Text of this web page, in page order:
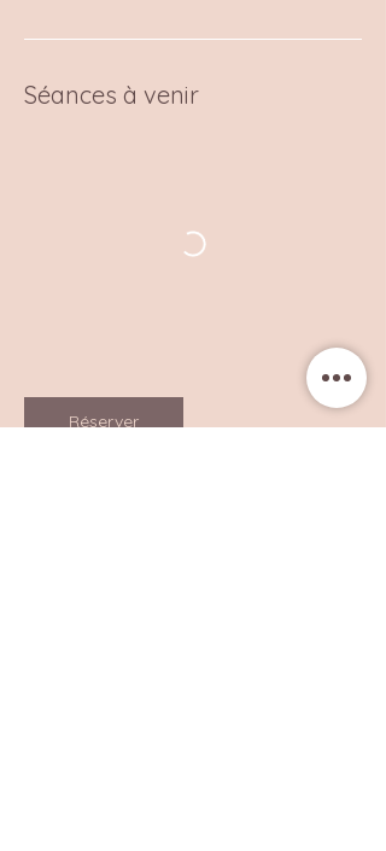
Séances à venir
Réserver